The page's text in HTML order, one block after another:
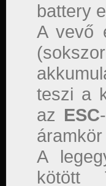
battery
A vevő
teszi a
az ESC
áramkör
A
kötött